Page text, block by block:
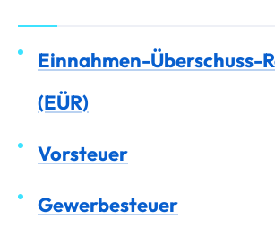
Einnahmen-Überschuss-
(EÜR)
Vorsteuer
Gewerbesteuer